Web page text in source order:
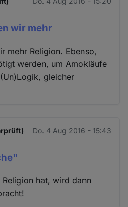
wir mehr
mehr Religion. Ebenso,
werden, um Amokläufe
gleicher
Do. 4 Aug 2016 - 15:43
hat, wird dann